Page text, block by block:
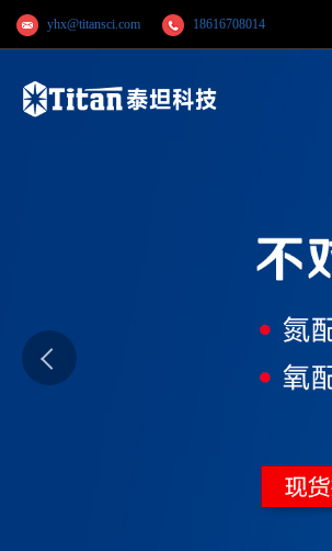
yhx@titansci.com 18616708014